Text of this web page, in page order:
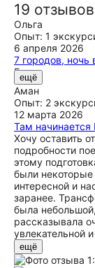
19
Ольга
Опыт: 1
6 апреля 2026
7 городов,
Если думаете,
будней. Для
невероятно
часов — океан,
месяцем
Атлантическим
красиво, как-
всегда
песок и
летящих
запомнилась —
качающимися
понравился
пробовала. Это
чтобы хватило
который был и
Антону, а
ещё
Аман
Опыт: 2
12 марта 2026
Там начинается
Хочу оставить
подробности
этому
были
интересной и
заранее.
была
рассказывала
увлекательной
ещё